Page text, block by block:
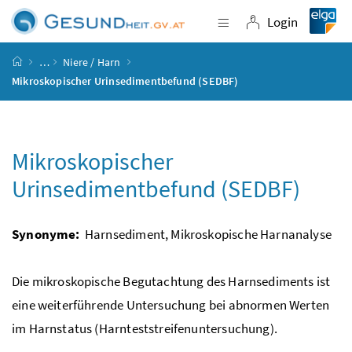
Zum Inhalt
Zum Hauptmenü
Zum Untermenü
Zur Suche
Navigation
Login
Login
Startseite
…
Niere / Harn
Mikroskopischer Urinsedimentbefund (SEDBF)
Mikroskopischer
Urinsedimentbefund (SEDBF)
Synonyme: Harnsediment, Mikroskopische Harnanalyse
Die mikroskopische Begutachtung des Harnsediments ist
eine weiterführende Untersuchung bei abnormen Werten
im Harnstatus (Harnteststreifenuntersuchung).